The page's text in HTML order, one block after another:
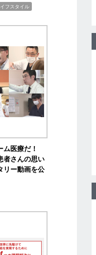
フスタイル
ム医療だ！
者さんの思い
リー動画を公